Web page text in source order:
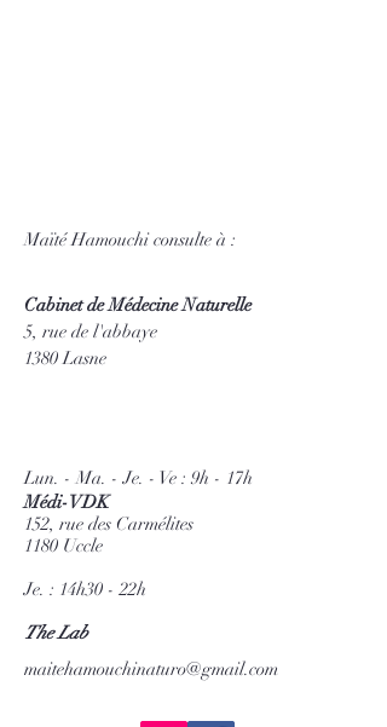
Maïté Hamouchi consulte à :
Cabinet de Médecine Naturelle
5, rue de l'abbaye
1380 Lasne
Lun. - Ma. - Je. - Ve : 9h - 17h
Médi-VDK
152, rue des Carmélites
1180 Uccle
Je. : 14h30 - 22h
The Lab
maitehamouchinaturo@gmail.com